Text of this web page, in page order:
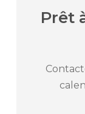
Prêt